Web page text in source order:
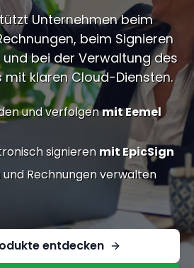
Unternehmen beim
beim Signieren
bei der Verwaltung des
klaren Cloud-Diensten.
und verfolgenmit Eemel
signieren mit EpicSign
Rechnungen verwalten
entdecken